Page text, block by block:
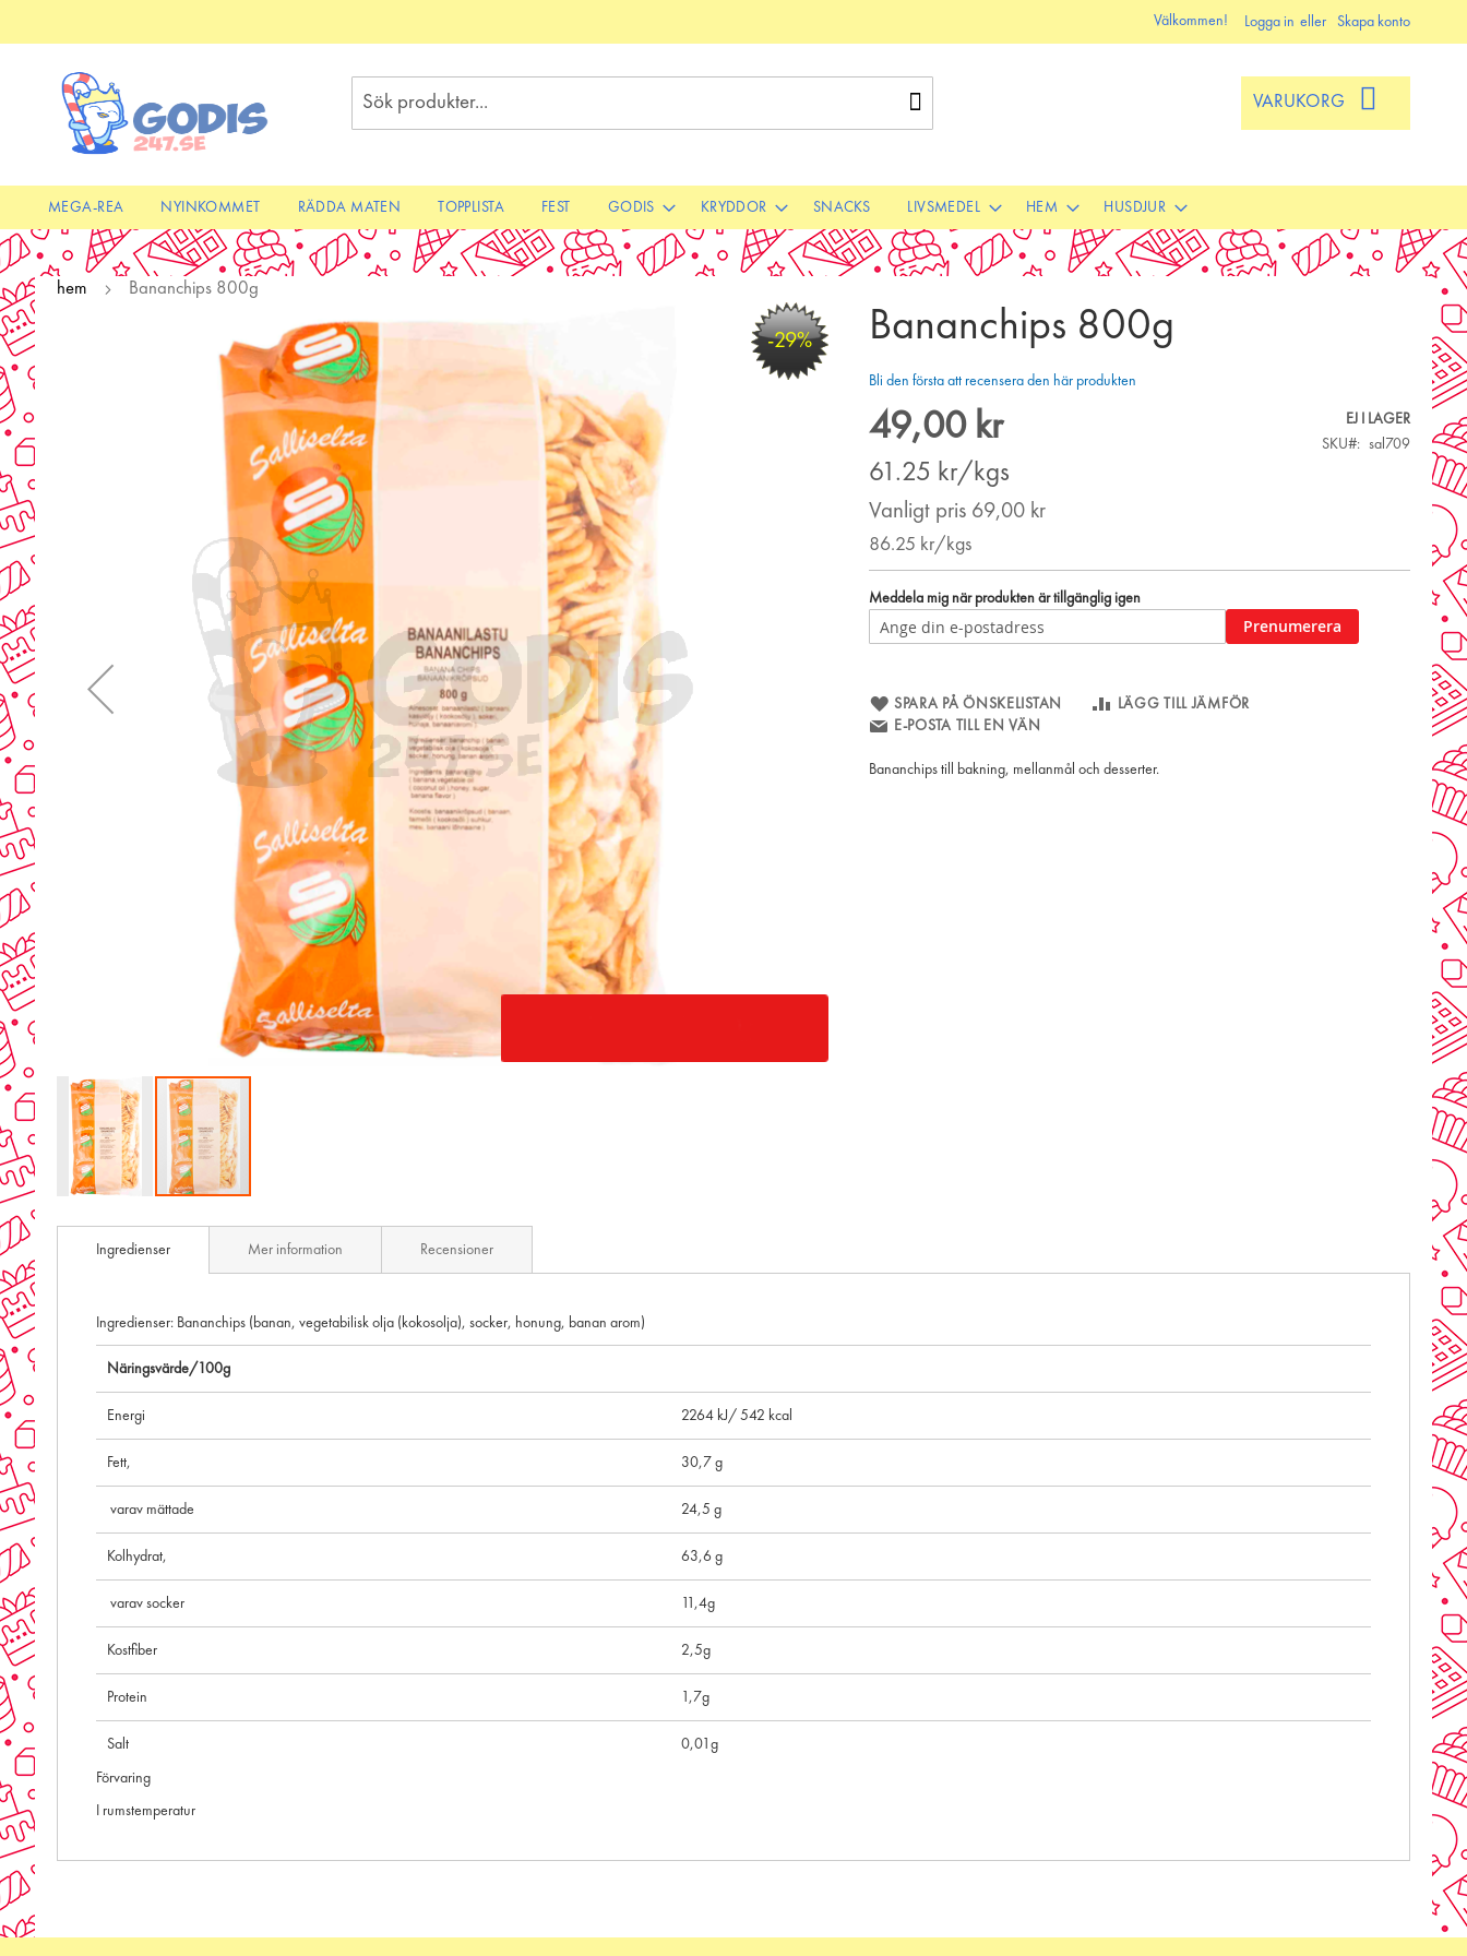
to
Välkommen! Logga in Skapa konto
VARUKORG
MEGA-REA NYINKOMMET RÄDDA MATEN TOPPLISTA FEST GODIS KRYDDOR SNACKS LIVSMEDEL HEM HUSDJUR
hem Bananchips 800g
-29%
to
Bananchips 800g
Bli den första att recensera den här produkten
Special
49,00 kr
61.25 kr/kgs
Vanligt pris 69,00 kr
86.25 kr/kgs
EJ I LAGER
SKU
sal709
Meddela mig när produkten är tillgänglig igen
Prenumerera
SPARA PÅ ÖNSKELISTAN
LÄGG TILL JÄMFÖR
E-POSTA TILL EN VÄN
Bananchips till bakning, mellanmål och desserter.
Ingredienser
Ingredienser: Bananchips ( banan, vegetabilisk olja (kokosolja), socker, honung, banan arom)
Näringsvärde/100g
Energi 2264 kJ/ 542 kcal
Fett, 30,7 g
varav mättade 24,5 g
Kolhydrat, 63,6 g
varav socker 11,4g
Kostfiber 2,5g
Protein 1,7g
Salt 0,01g
Förvaring
I rumstemperatur
Mer information Recensioner